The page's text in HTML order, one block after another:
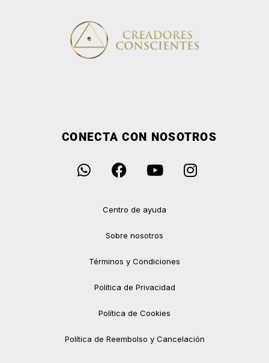
CONECTA CON NOSOTROS
Centro de ayuda
Sobre nosotros
Términos y Condiciones
Política de Privacidad
Política de Cookies
Política de Reembolso y Cancelación